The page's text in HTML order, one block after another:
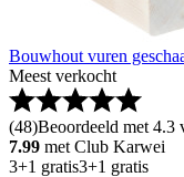
Bouwhout vuren
Meest verkocht
(48)Beoordeeld met 4.3
7.99 met Club Karwei
3+1 gratis3+1 gratis